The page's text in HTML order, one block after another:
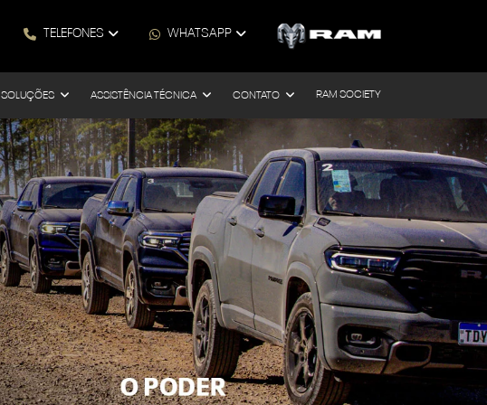
TELEFONES WHATSAPP
SOLUÇÕES ASSISTÊNCIA TÉCNICA CONTATO RAM SOCIETY